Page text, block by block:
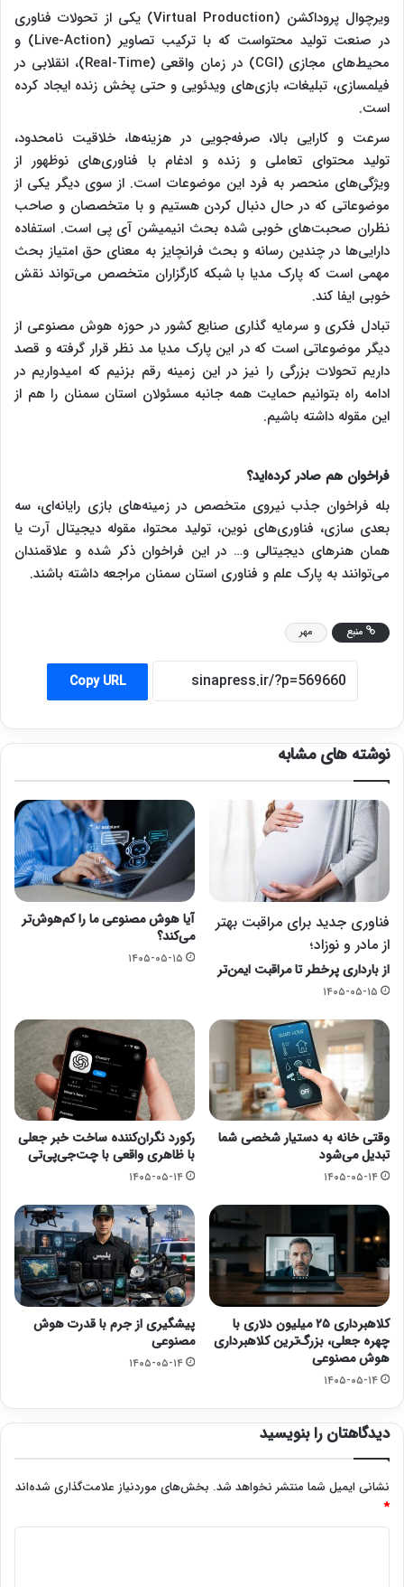
ویرچوال پروداکشن (Virtual Production) یکی از تحولات فناوری
در صنعت تولید محتواست که با ترکیب تصاویر (Live-Action) و
محیط‌های مجازی (CGI) در زمان واقعی (Real-Time)، انقلابی در
فیلمسازی، تبلیغات، بازی‌های ویدئویی و حتی پخش زنده ایجاد کرده
است.
سرعت و کارایی بالا، صرفه‌جویی در هزینه‌ها، خلاقیت نامحدود،
تولید محتوای تعاملی و زنده و ادغام با فناوری‌های نوظهور از
ویژگی‌های منحصر به فرد این موضوعات است. از سوی دیگر یکی از
موضوعاتی که در حال دنبال کردن هستیم و با متخصصان و صاحب
نظران صحبت‌های خوبی شده بحث انیمیشن آی پی است‌. استفاده
دارایی‌ها در چندین رسانه و بحث فرانچایز به معنای حق امتیاز بحث
مهمی است که پارک مدیا با شبکه کارگزاران متخصص می‌تواند نقش
خوبی ایفا کند.
تبادل فکری و سرمایه گذاری صنایع کشور در حوزه هوش مصنوعی از
دیگر موضوعاتی است که در این پارک مدیا مد نظر قرار گرفته و قصد
داریم تحولات بزرگی را نیز در این زمینه رقم بزنیم که امیدواریم در
ادامه راه بتوانیم حمایت همه جانبه مسئولان استان سمنان را هم از
این مقوله داشته باشیم.
فراخوان هم صادر کرده‌اید؟
بله فراخوان جذب نیروی متخصص در زمینه‌های بازی رایانه‌ای، سه
بعدی سازی، فناوری‌های نوین، تولید محتوا، مقوله دیجیتال آرت یا
همان هنرهای دیجیتالی و… در این فراخوان ذکر شده و علاقمندان
می‌توانند به پارک علم و فناوری استان سمنان مراجعه داشته باشند.
منبع مهر
Copy URL
نوشته های مشابه
فناوری جدید برای مراقبت بهتر
از مادر و نوزاد؛
از بارداری پرخطر تا مراقبت ایمن‌تر
۱۴۰۵-۰۵-۱۵
آیا هوش مصنوعی ما را کم‌هوش‌تر
می‌کند؟
۱۴۰۵-۰۵-۱۵
وقتی خانه به دستیار شخصی شما
تبدیل می‌شود
۱۴۰۵-۰۵-۱۴
رکورد نگران‌کننده ساخت خبر جعلی
با ظاهری واقعی با چت‌جی‌پی‌تی
۱۴۰۵-۰۵-۱۴
کلاهبرداری ۲۵ میلیون دلاری با
چهره جعلی، بزرگ‌ترین کلاهبرداری
هوش مصنوعی
۱۴۰۵-۰۵-۱۴
پیشگیری از جرم با قدرت هوش
مصنوعی
۱۴۰۵-۰۵-۱۴
دیدگاهتان را بنویسید
نشانی ایمیل شما منتشر نخواهد شد. بخش‌های موردنیاز علامت‌گذاری شده‌اند
*